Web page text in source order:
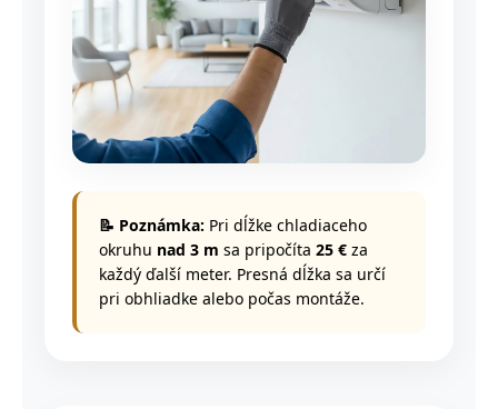
📝 Poznámka: Pri dĺžke chladiaceho
okruhu nad 3 m sa pripočíta 25 € za
každý ďalší meter. Presná dĺžka sa určí
pri obhliadke alebo počas montáže.